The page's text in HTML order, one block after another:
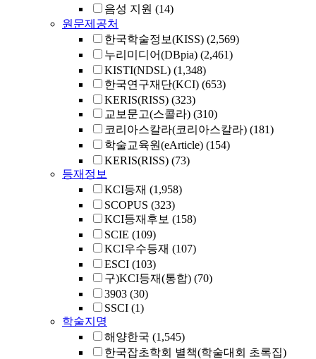
음성 지원 (14)
원문제공처
한국학술정보(KISS) (2,569)
누리미디어(DBpia) (2,461)
KISTI(NDSL) (1,348)
한국연구재단(KCI) (653)
KERIS(RISS) (323)
교보문고(스콜라) (310)
코리아스칼라(코리아스칼라) (181)
학술교육원(eArticle) (154)
KERIS(RISS) (73)
등재정보
KCI등재 (1,958)
SCOPUS (323)
KCI등재후보 (158)
SCIE (109)
KCI우수등재 (107)
ESCI (103)
구)KCI등재(통합) (70)
3903 (30)
SSCI (1)
학술지명
해양한국 (1,545)
한국잡초학회 별책(학술대회 초록집)